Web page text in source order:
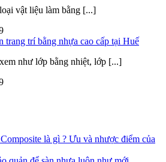
vật liệu làm bằng [...]
trang trí bằng nhựa cao cấp tại Huế
như lớp bằng nhiệt, lớp [...]
là gì ? Ưu và nhược điểm của